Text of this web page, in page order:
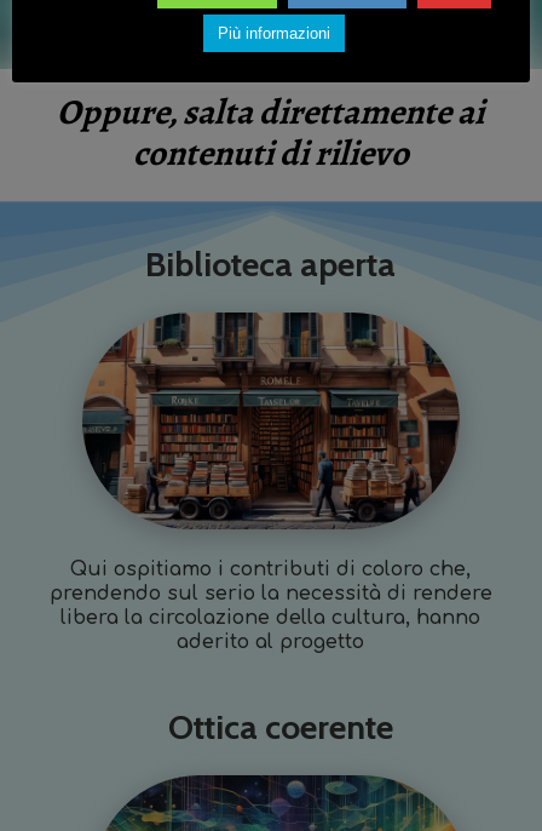
Entra nel Blog
Oppure, salta direttamente ai
contenuti di rilievo
Biblioteca aperta
Qui ospitiamo i contributi di coloro che,
prendendo sul serio la necessità di rendere
libera la circolazione della cultura, hanno
aderito al progetto
Ottica coerente
Più informazioni